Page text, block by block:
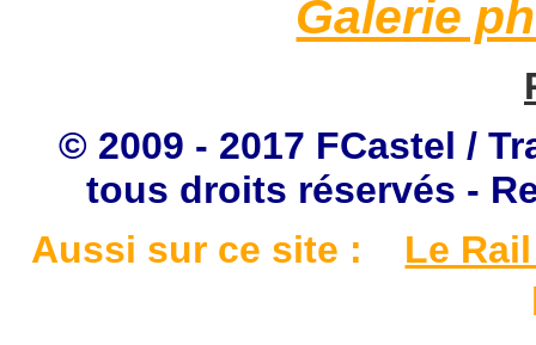
Galerie
© 2009 - 2017 FCastel /
tous droits réservés -
Aussi sur ce site :
Le